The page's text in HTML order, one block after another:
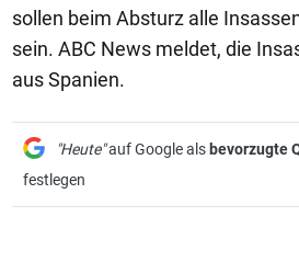
sollen beim Absturz alle
sein. ABC News meldet, die
aus Spanien.
"Heute"auf Google als bevorzugte
festlegen